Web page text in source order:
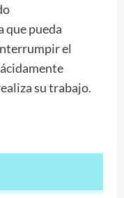
que pueda
el
su trabajo.